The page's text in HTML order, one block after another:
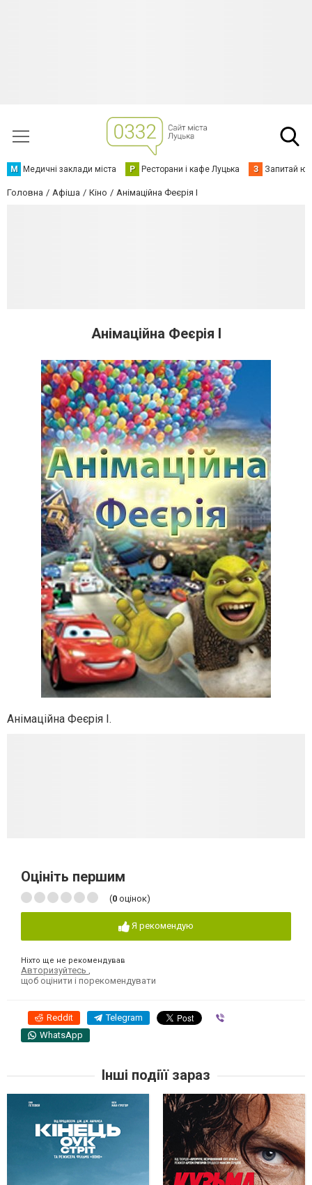
М Медичні заклади міста Р Ресторани і кафе Луцька З Запитай
Головна Афіша Кіно Анімаційна Феєрія І
Анімаційна Феєрія І
Анімаційна Феєрія І.
Оцініть першим
(0 оцінок)
Я рекомендую
Ніхто ще не рекомендував
Авторизуйтесь
щоб оцінити і порекомендувати
Reddit Telegram
WhatsApp
Інші подіїї зараз